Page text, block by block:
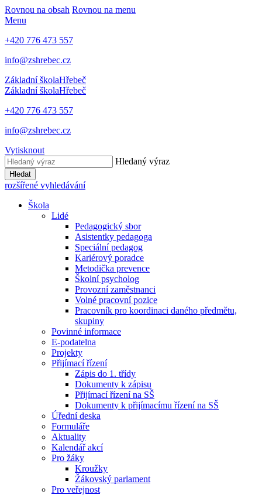
Rovnou na obsah Rovnou na menu
Menu
+420 776 473 557
info@zshrebec.cz
Základní školaHřebeč
Základní školaHřebeč
+420 776 473 557
info@zshrebec.cz
Vytisknout
Hledaný výraz
Hledat
rozšířené vyhledávání
Škola
Lidé
Pedagogický sbor
Asistentky pedagoga
Speciální pedagog
Kariérový poradce
Metodička prevence
Školní psycholog
Provozní zaměstnanci
Volné pracovní pozice
Pracovník pro koordinaci daného předmětu,
skupiny
Povinné informace
E-podatelna
Projekty
Přijímací řízení
Zápis do 1. třídy
Dokumenty k zápisu
Přijímací řízení na SŠ
Dokumenty k přijímacímu řízení na SŠ
Úřední deska
Formuláře
Aktuality
Kalendář akcí
Pro žáky
Kroužky
Žákovský parlament
Pro veřejnost